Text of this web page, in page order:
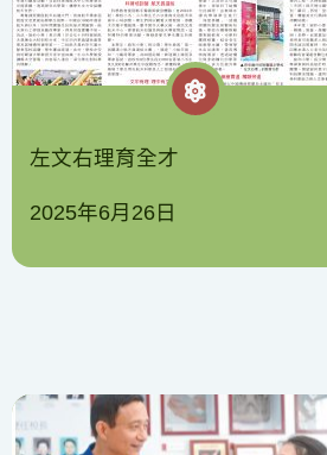
左文右理育全才
2025年6月26日